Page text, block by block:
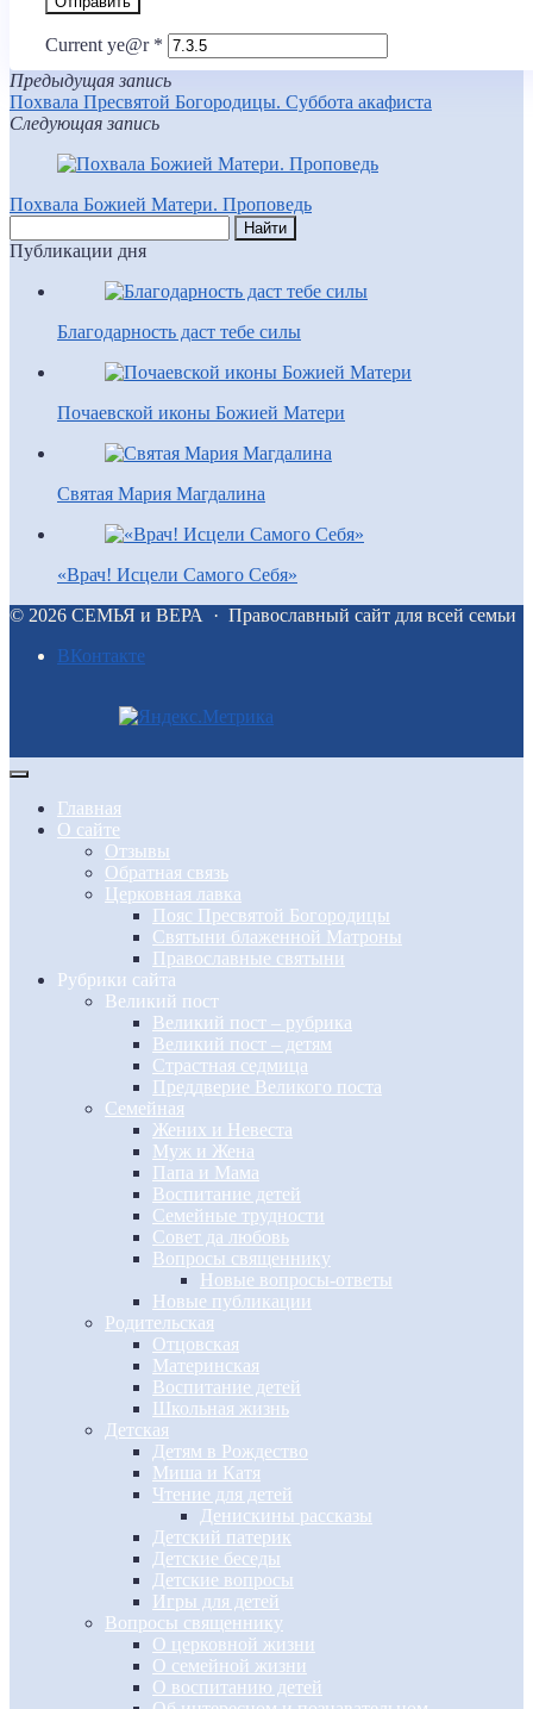
Current ye@r *
Предыдущая запись
Похвала Пресвятой Богородицы. Суббота акафиста
Следующая запись
Похвала Божией Матери. Проповедь
Публикации дня
Благодарность даст тебе силы
Почаевской иконы Божией Матери
Святая Мария Магдалина
«Врач! Исцели Самого Себя»
© 2026 СЕМЬЯ и ВЕРА · Православный сайт для всей семьи
BКонтакте
Главная
О сайте
Отзывы
Обратная связь
Церковная лавка
Пояс Пресвятой Богородицы
Святыни блаженной Матроны
Православные святыни
Рубрики сайта
Великий пост
Великий пост – рубрика
Великий пост – детям
Страстная седмица
Преддверие Великого поста
Семейная
Жених и Невеста
Муж и Жена
Папа и Мама
Воспитание детей
Семейные трудности
Совет да любовь
Вопросы священнику
Новые вопросы-ответы
Новые публикации
Родительская
Отцовская
Материнская
Воспитание детей
Школьная жизнь
Детская
Детям в Рождество
Миша и Катя
Чтение для детей
Денискины рассказы
Детский патерик
Детские беседы
Детские вопросы
Игры для детей
Вопросы священнику
О церковной жизни
О семейной жизни
О воспитанию детей